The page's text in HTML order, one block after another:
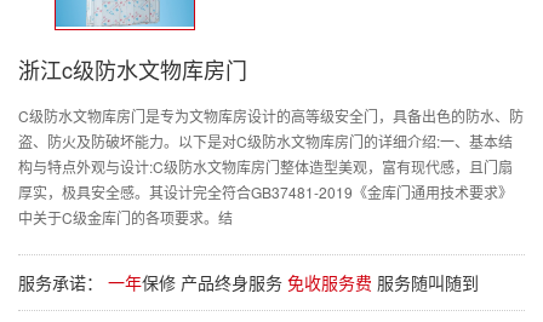
浙江c级防水文物库房门
C级防水文物库房门是专为文物库房设计的高等级安全门，具备出色的防水、防
盗、防火及防破坏能力。以下是对C级防水文物库房门的详细介绍:一、基本结
构与特点外观与设计:C级防水文物库房门整体造型美观，富有现代感，且门扇
厚实，极具安全感。其设计完全符合GB37481-2019《金库门通用技术要求》
中关于C级金库门的各项要求。结
服务承诺： 一年保修 产品终身服务 免收服务费 服务随叫随到